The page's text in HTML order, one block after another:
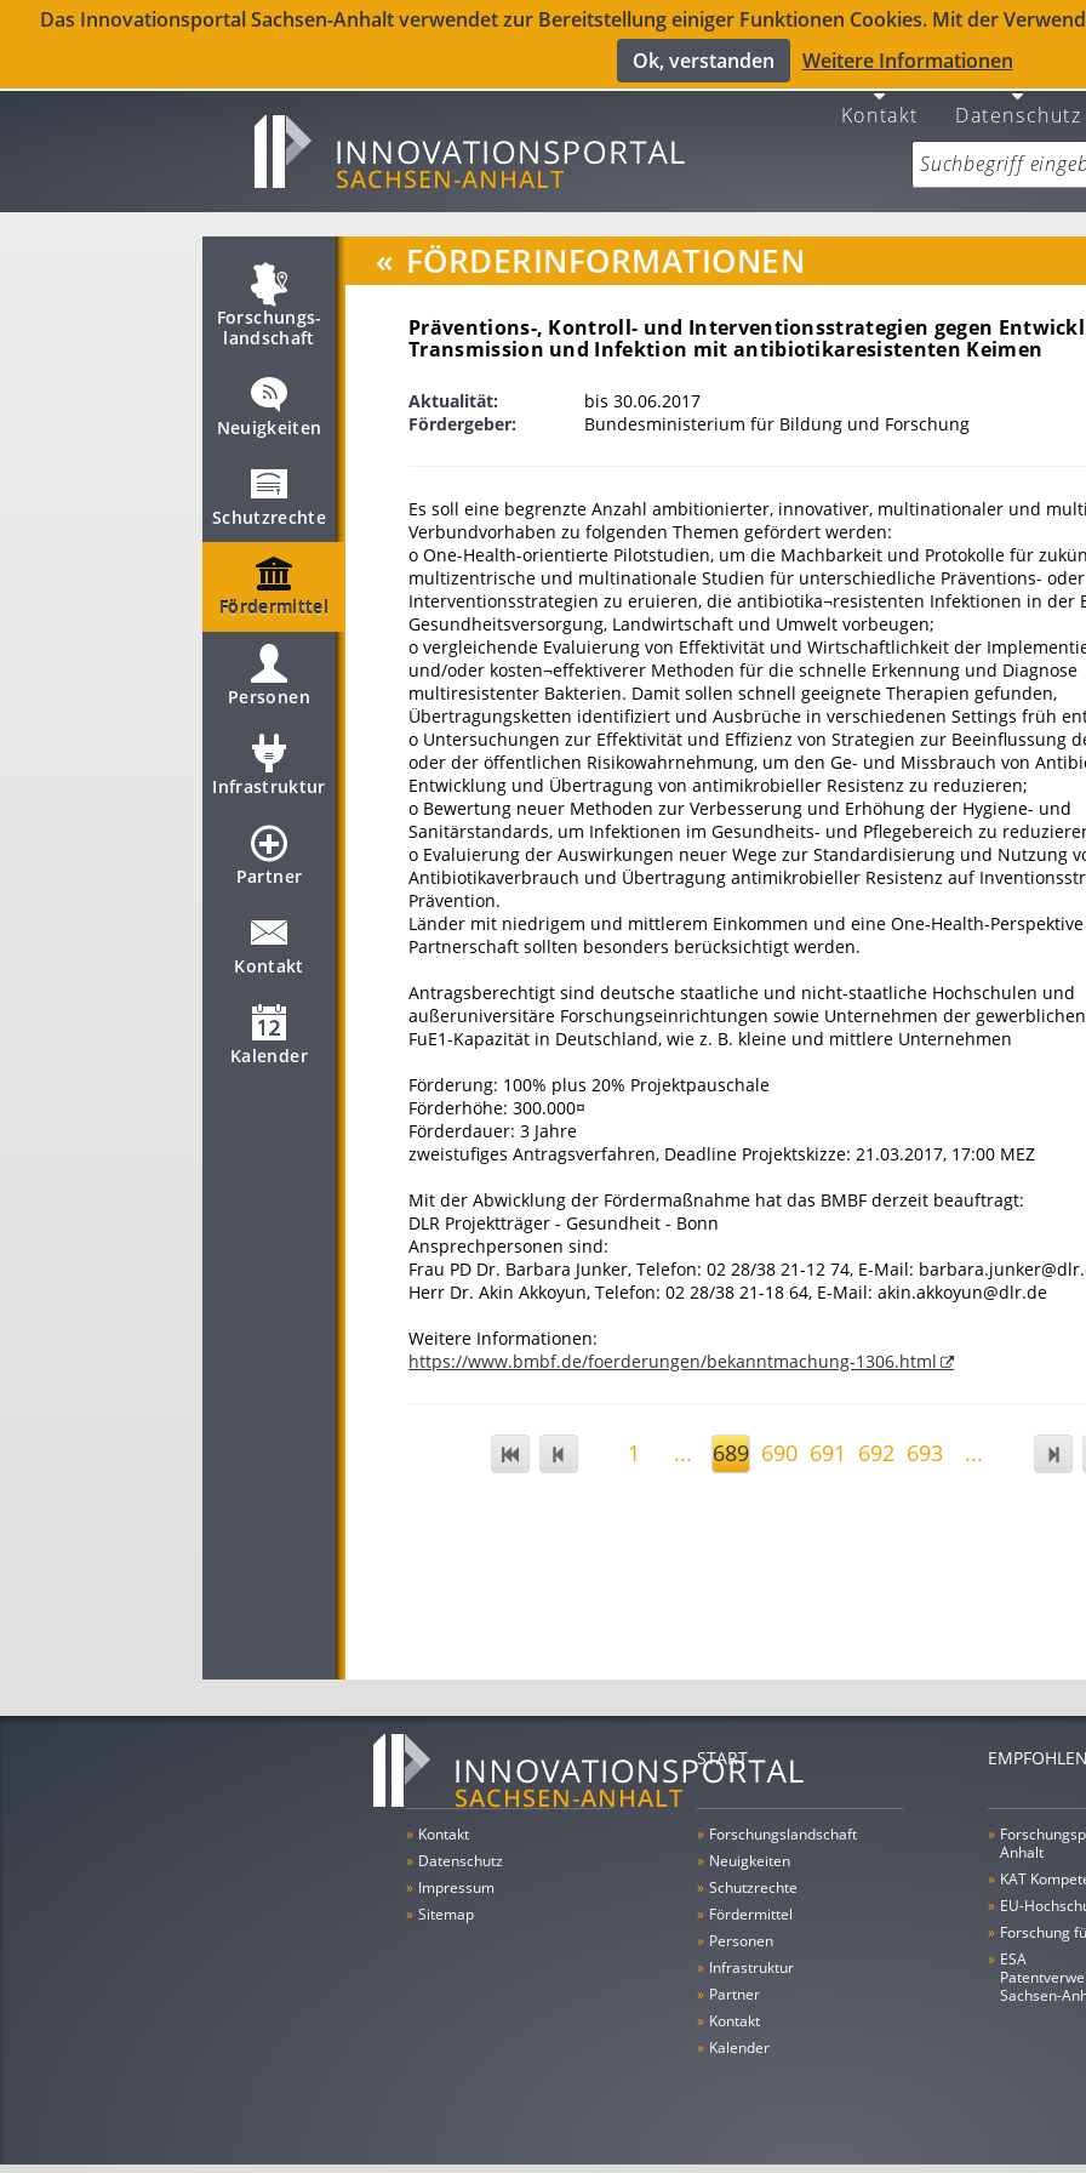
Das Innovationsportal Sachsen-Anhalt verwendet zur Bereitstellung einiger Funktionen Cookies. Mit der
Ok, verstanden
Weitere Informationen
Kontakt Datenschutz
Forschungs­
landschaft
Neuigkeiten
Schutzrechte
Fördermittel
Personen
Infrastruktur
Partner
Kontakt
Kalender
« FÖRDERINFORMATIONEN
Präventions-, Kontroll- und Interventionsstrategien gegen
Transmission und Infektion mit antibiotikaresistenten Keimen
Aktualität:
bis 30.06.2017
Fördergeber:
Bundesministerium für Bildung und Forschung
Es soll eine begrenzte Anzahl ambitionierter, innovativer, multinationaler und
Verbundvorhaben zu folgenden Themen gefördert werden:
o One-Health-orientierte Pilotstudien, um die Machbarkeit und Protokolle für
multizentrische und multinationale Studien für unterschiedliche Präventions- oder
Interventionsstrategien zu eruieren, die antibiotika¬resistenten Infektionen in der
Gesundheitsversorgung, Landwirtschaft und Umwelt vorbeugen;
o vergleichende Evaluierung von Effektivität und Wirtschaftlichkeit der
und/oder kosten¬effektiverer Methoden für die schnelle Erkennung und Diagnose
multiresistenter Bakterien. Damit sollen schnell geeignete Therapien gefunden,
Übertragungsketten identifiziert und Ausbrüche in verschiedenen Settings früh
o Untersuchungen zur Effektivität und Effizienz von Strategien zur Beeinflussung
oder der öffentlichen Risikowahrnehmung, um den Ge- und Missbrauch von
Entwicklung und Übertragung von antimikrobieller Resistenz zu reduzieren;
o Bewertung neuer Methoden zur Verbesserung und Erhöhung der Hygiene- und
Sanitärstandards, um Infektionen im Gesundheits- und Pflegebereich zu
o Evaluierung der Auswirkungen neuer Wege zur Standardisierung und Nutzung
Antibiotikaverbrauch und Übertragung antimikrobieller Resistenz auf
Prävention.
Länder mit niedrigem und mittlerem Einkommen und eine One-Health-
Partnerschaft sollten besonders berücksichtigt werden.
Antragsberechtigt sind deutsche staatliche und nicht-staatliche Hochschulen und
außeruniversitäre Forschungseinrichtungen sowie Unternehmen der
FuE1-Kapazität in Deutschland, wie z. B. kleine und mittlere Unternehmen
Förderung: 100% plus 20% Projektpauschale
Förderhöhe: 300.000¤
Förderdauer: 3 Jahre
zweistufiges Antragsverfahren, Deadline Projektskizze: 21.03.2017, 17:00 MEZ
Mit der Abwicklung der Fördermaßnahme hat das BMBF derzeit beauftragt:
DLR Projektträger - Gesundheit - Bonn
Ansprechpersonen sind:
Frau PD Dr. Barbara Junker, Telefon: 02 28/38 21-12 74, E-Mail:
Herr Dr. Akin Akkoyun, Telefon: 02 28/38 21-18 64, E-Mail: akin.akkoyun@dlr.de
Weitere Informationen:
https://www.bmbf.de/foerderungen/bekanntmachung-1306.html
1 ... 689 690 691 692 693 ...
» Kontakt
» Datenschutz
» Impressum
» Sitemap
START
» Forschungs­landschaft
» Neuigkeiten
» Schutzrechte
» Fördermittel
» Personen
» Infrastruktur
» Partner
» Kontakt
» Kalender
»
Anhalt
» KAT
» EU-
» Forschung
» ESA
Sachsen-